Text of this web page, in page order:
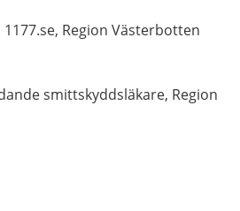
1177.se, Region Västerbotten
smittskyddsläkare, Region